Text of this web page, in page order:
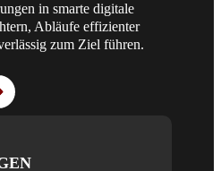
in smarte digitale
Abläufe effizienter
zum Ziel führen.